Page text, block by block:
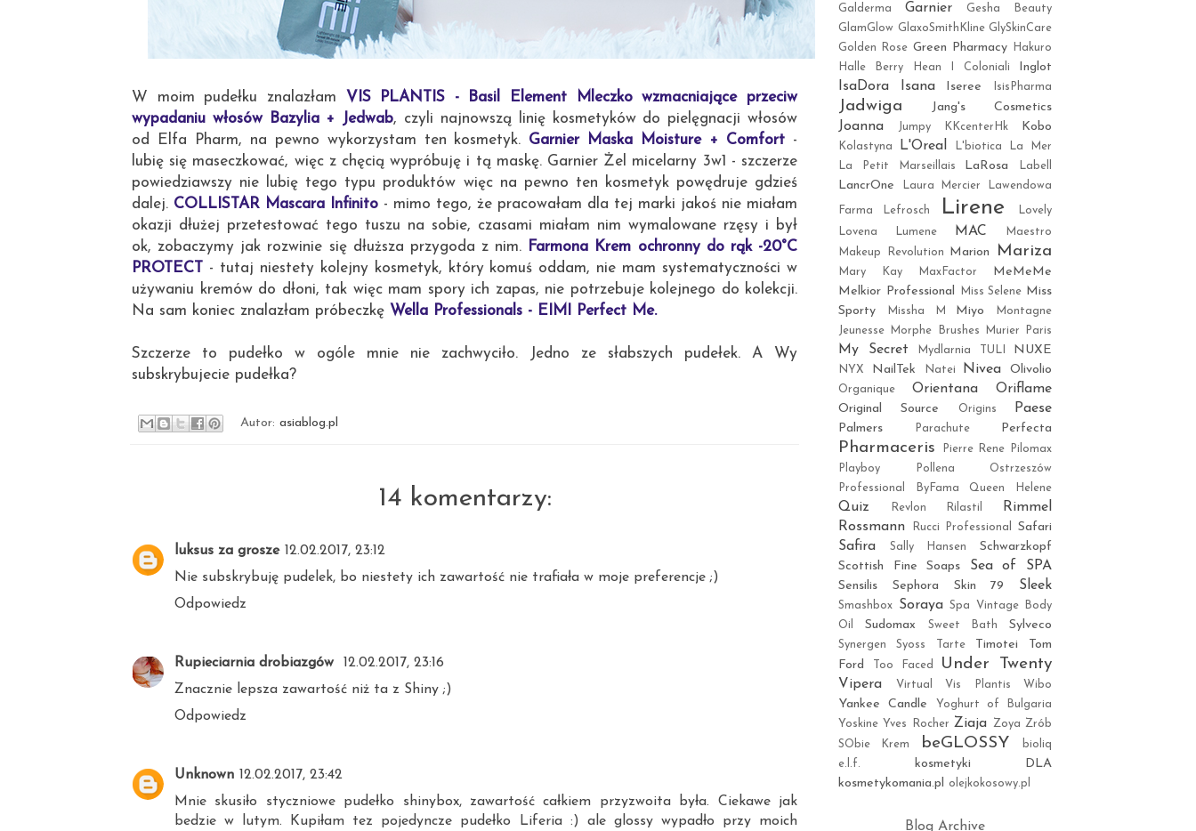
W moim pudełku znalazłam VIS PLANTIS - Basil Element Mleczko wzmacniające przeciw
wypadaniu włosów Bazylia + Jedwab, czyli najnowszą linię kosmetyków do pielęgnacji włosów
od Elfa Pharm, na pewno wykorzystam ten kosmetyk. Garnier Maska Moisture + Comfort -
lubię się maseczkować, więc z chęcią wypróbuję i tą maskę. Garnier Żel micelarny 3w1 - szczerze
powiedziawszy nie lubię tego typu produktów więc na pewno ten kosmetyk powędruje gdzieś
dalej. COLLISTAR Mascara Infinito - mimo tego, że pracowałam dla tej marki jakoś nie miałam
okazji dłużej przetestować tego tuszu na sobie, czasami miałam nim wymalowane rzęsy i był
ok, zobaczymy jak rozwinie się dłuższa przygoda z nim.
Farmona Krem ochronny do rąk -20°C
PROTECT
- tutaj niestety kolejny kosmetyk, który komuś oddam, nie mam systematyczności w
używaniu kremów do dłoni, tak więc mam spory ich zapas, nie potrzebuje kolejnego do kolekcji.
Na sam koniec znalazłam próbeczkę Wella Professionals - EIMI Perfect Me.
Szczerze to pudełko w ogóle mnie nie zachwyciło. Jedno ze słabszych pudełek. A Wy
subskrybujecie pudełka?
Autor:asiablog.pl
14 komentarzy:
luksus za grosze 12.02.2017, 23:12
Nie subskrybuję pudelek, bo niestety ich zawartość nie trafiała w moje preferencje ;)
Odpowiedz
Rupieciarnia drobiazgów
12.02.2017, 23:16
Znacznie lepsza zawartość niż ta z Shiny ;)
Odpowiedz
Unknown 12.02.2017, 23:42
Mnie skusiło styczniowe pudełko shinybox, zawartość całkiem przyzwoita była. Ciekawe jak
bedzie w lutym. Kupiłam tez pojedyncze pudełko Liferia :) ale glossy wypadło przy moich
Galderma
Garnier
Gesha Beauty
GlamGlow GlaxoSmithKline GlySkinCare
Golden Rose Green Pharmacy
Hakuro
Halle Berry
Hean I Coloniali Inglot
IsaDora Isana Iseree IsisPharma
Jadwiga Jang's Cosmetics
Joanna Jumpy KKcenterHk Kobo
Kolastyna L'Oreal L'biotica
La Mer
La Petit Marseillais
LaRosa Labell
LancrOne Laura Mercier Lawendowa
Farma Lefrosch Lirene
Lovely
Lovena
Lumene MAC
Maestro
Makeup Revolution
Marion Mariza
Mary Kay MaxFactor
MeMeMe
Melkior Professional
Miss Selene Miss
Sporty
Missha M Miyo
Montagne
Jeunesse
Morphe Brushes Murier Paris
My Secret Mydlarnia TULI NUXE
NYX NailTek Natei Nivea Olivolio
Organique Orientana Oriflame
Original Source Origins Paese
Palmers Parachute Perfecta
Pharmaceris Pierre Rene
Pilomax
Playboy
Pollena Ostrzeszów
Professional ByFama
Queen Helene
Quiz Revlon Rilastil
Rimmel
Rossmann
Rucci Professional Safari
Safira Sally Hansen
Schwarzkopf
Scottish Fine Soaps
Sea of SPA
Sensilis Sephora Skin 79 Sleek
Smashbox Soraya Spa Vintage Body
Oil
Sudomax Sweet Bath Sylveco
Synergen Syoss Tarte Timotei
Tom
Ford
Too Faced Under Twenty
Vipera Virtual Vis Plantis Wibo
Yankee Candle
Yoghurt of Bulgaria
Yoskine Yves Rocher Ziaja Zoya Zrób
SObie Krem
beGLOSSY
bioliq
e.l.f.
kosmetyki DLA
kosmetykomania.pl olejkokosowy.pl
Blog Archive